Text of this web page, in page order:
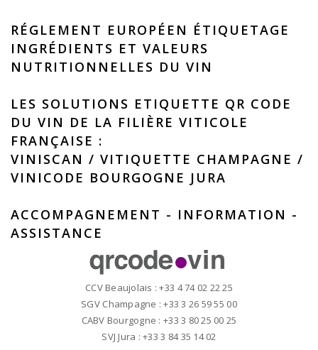
RÉGLEMENT EUROPÉEN ÉTIQUETAGE
INGRÉDIENTS ET VALEURS
NUTRITIONNELLES DU VIN
LES SOLUTIONS ETIQUETTE QR CODE
DU VIN DE LA FILIÈRE VITICOLE
FRANÇAISE :
VINISCAN / VITIQUETTE CHAMPAGNE /
VINICODE BOURGOGNE JURA
ACCOMPAGNEMENT - INFORMATION -
ASSISTANCE
CCV Beaujolais : +33 4 74 02 22 25
SGV Champagne : +33 3 26 59 55 00
CABV Bourgogne : +33 3 80 25 00 25
SVJ Jura : +33 3 84 35 14 02